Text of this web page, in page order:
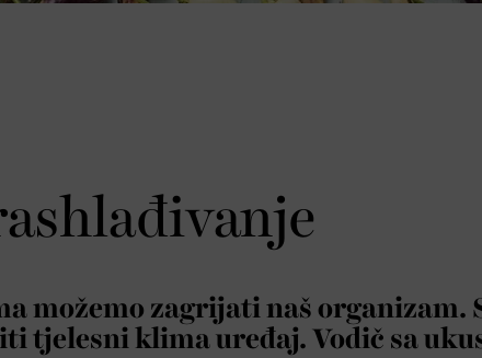
možemo zagrijati naš organizam.
tjelesni klima uređaj. Vodič sa